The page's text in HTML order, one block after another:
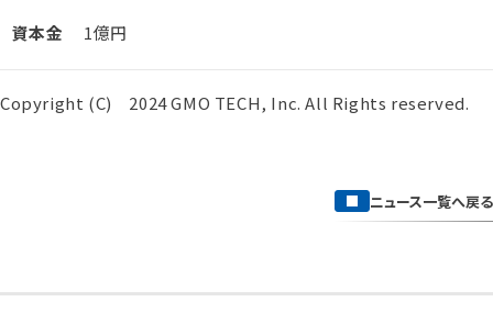
資本金 1億円
Copyright (C) 2024 GMO TECH, Inc. All Rights reserved.
ニュース一覧へ戻る